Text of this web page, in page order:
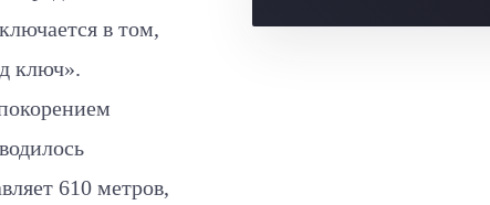
в том,
ключ».
610 метров,